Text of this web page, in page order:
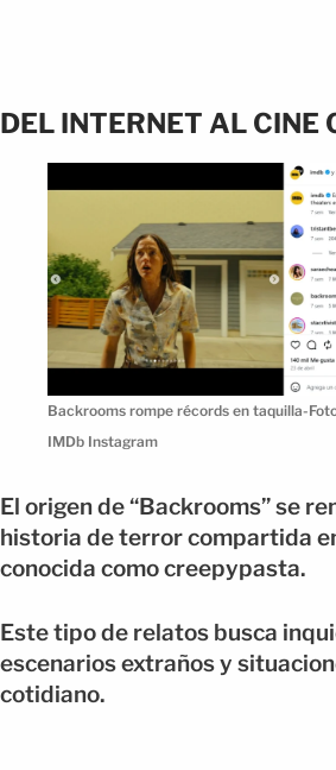
DEL INTERNET AL CINE
Backrooms rompe récords en taquilla-
IMDb Instagram
El origen de “Backrooms” se
historia de terror compartida
conocida como creepypasta.
Este tipo de relatos busca
escenarios extraños y
cotidiano.